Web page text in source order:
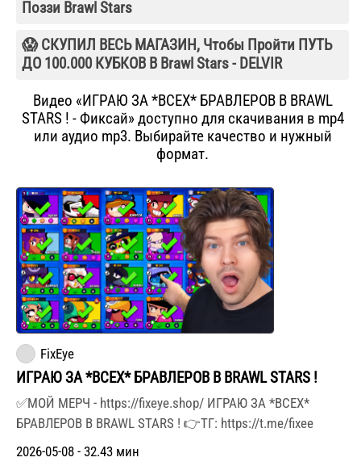
Поззи Brawl Stars
😱 СКУПИЛ ВЕСЬ МАГАЗИН, Чтобы Пройти ПУТЬ
ДО 100.000 КУБКОВ В Brawl Stars - DELVIR
Видео «ИГРАЮ ЗА *ВСЕХ* БРАВЛЕРОВ В BRAWL
STARS ! - Фиксай» доступно для скачивания в mp4
или аудио mp3. Выбирайте качество и нужный
формат.
FixEye
ИГРАЮ ЗА *ВСЕХ* БРАВЛЕРОВ В BRAWL STARS !
✅МОЙ МЕРЧ - https://fixeye.shop/ ИГРАЮ ЗА *ВСЕХ*
БРАВЛЕРОВ В BRAWL STARS ! 👉ТГ: https://t.me/fixee
2026-05-08 - 32.43 мин